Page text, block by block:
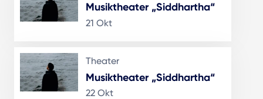
Musiktheater „Siddhartha“
21 Okt
Theater
Musiktheater „Siddhartha“
22 Okt